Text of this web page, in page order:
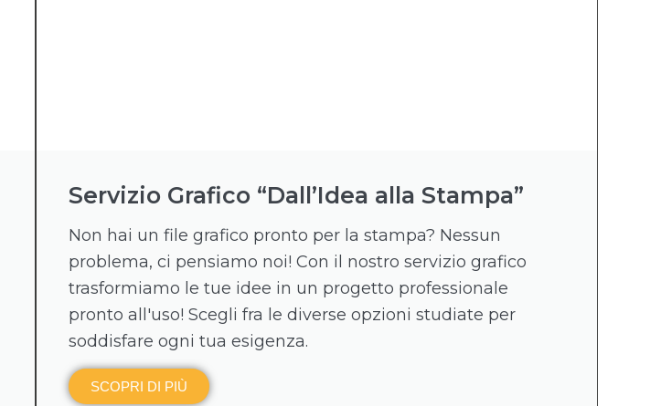
Servizio Grafico “Dall’Idea alla Stampa”
Non hai un file grafico pronto per la stampa? Nessun
problema, ci pensiamo noi! Con il nostro servizio grafico
trasformiamo le tue idee in un progetto professionale
pronto all'uso! Scegli fra le diverse opzioni studiate per
soddisfare ogni tua esigenza.
SCOPRI DI PIÙ